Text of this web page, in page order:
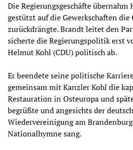
Die Regierungsgeschäfte
gestützt auf die Gewerkschaften
zurückdrängte. Brandt leitet den
sicherte die Regierungspolitik erst
Helmut Kohl (CDU) politisch ab.
Er beendete seine politische
gemeinsam mit Kanzler Kohl die
Restauration in Osteuropa und
begrüßte und angesichts der
Wiedervereinigung am
Nationalhymne sang.